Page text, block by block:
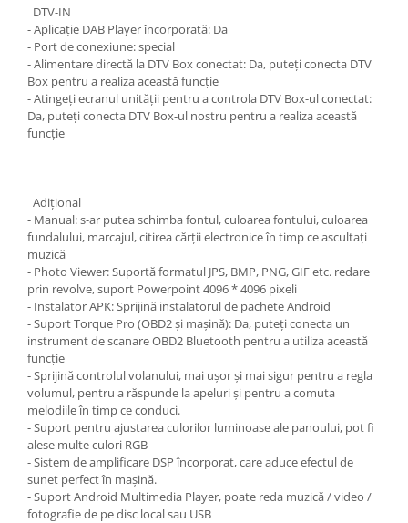
DTV-IN
- Aplicație DAB Player încorporată: Da
- Port de conexiune: special
- Alimentare directă la DTV Box conectat: Da, puteți conecta DTV
Box pentru a realiza această funcție
- Atingeți ecranul unității pentru a controla DTV Box-ul conectat:
Da, puteți conecta DTV Box-ul nostru pentru a realiza această
funcție
Adiţional
- Manual: s-ar putea schimba fontul, culoarea fontului, culoarea
fundalului, marcajul, citirea cărții electronice în timp ce ascultați
muzică
- Photo Viewer: Suportă formatul JPS, BMP, PNG, GIF etc. redare
prin revolve, suport Powerpoint 4096 * 4096 pixeli
- Instalator APK: Sprijină instalatorul de pachete Android
- Suport Torque Pro (OBD2 și mașină): Da, puteți conecta un
instrument de scanare OBD2 Bluetooth pentru a utiliza această
funcție
- Sprijină controlul volanului, mai ușor și mai sigur pentru a regla
volumul, pentru a răspunde la apeluri și pentru a comuta
melodiile în timp ce conduci.
- Suport pentru ajustarea culorilor luminoase ale panoului, pot fi
alese multe culori RGB
- Sistem de amplificare DSP încorporat, care aduce efectul de
sunet perfect în mașină.
- Suport Android Multimedia Player, poate reda muzică / video /
fotografie de pe disc local sau USB